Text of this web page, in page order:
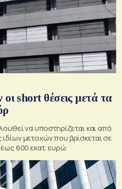
short θέσεις μετά τα
να υποστηρίζεται και από
μετοχών που βρίσκεται σε
600 εκατ. ευρώ